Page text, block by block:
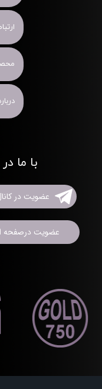
با ما
عضویت در
عضویت درصفحه